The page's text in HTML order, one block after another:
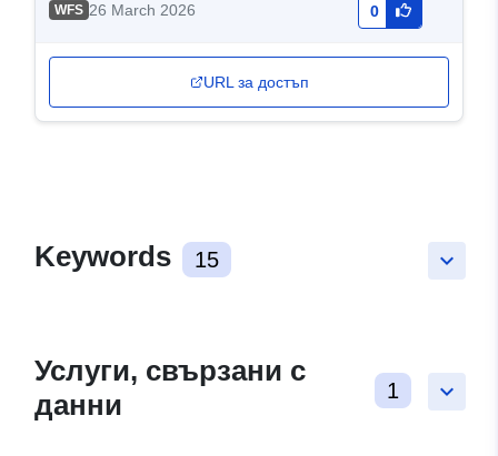
WFS 26 March 2026 0
URL за достъп
keyboard_arrow_down
Keywords 15
keyboard_arrow_down
Услуги, свързани с
данни
1